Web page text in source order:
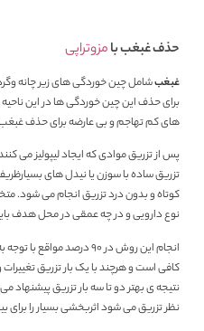
حذف غبغب بامزوتراپی
غبغبشامل چین خوردگی های زیر چانه
برای حذف این چین خوردگی ها در این
های کم تهاجم و بی عارضه برای حذف
پس از تزریق موادی که ایجاد لیپولیز می
تزریق ساده با سوزن یا نیدل های
کوتاه و بدون درد تزریق انجام می
نوع دارویی و در چه عمقی در محل هدف
انجام این روش در ۹۰ درصد
کافی است و هرچند با یک بار تزریق
نتیجه ی بهتر دو تا سه بار تزریق پیشنهاد
نظر تزریق می شود اثربخشی بسیار را برای